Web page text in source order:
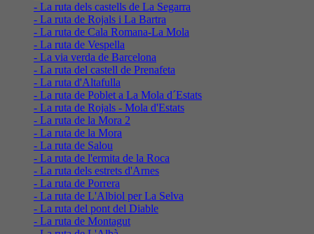
- La ruta dels castells de La Segarra
- La ruta de Rojals i La Bartra
- La ruta de Cala Romana-La Mola
- La ruta de Vespella
- La via verda de Barcelona
- La ruta del castell de Prenafeta
- La ruta d'Altafulla
- La ruta de Poblet a La Mola d´Estats
- La ruta de Rojals - Mola d'Estats
- La ruta de la Mora 2
- La ruta de la Mora
- La ruta de Salou
- La ruta de l'ermita de la Roca
- La ruta dels estrets d'Arnes
- La ruta de Porrera
- La ruta de L'Albiol per La Selva
- La ruta del pont del Diable
- La ruta de Montagut